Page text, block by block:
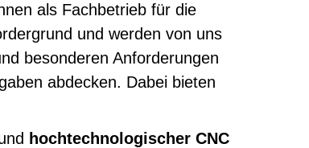
als Fachbetrieb für die
und werden von uns
besonderen Anforderungen
abdecken. Dabei bieten
hochtechnologischer CNC